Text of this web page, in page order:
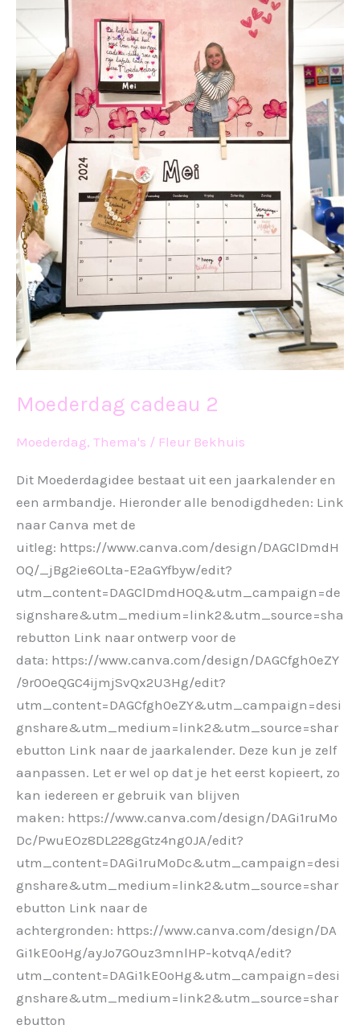
Moederdag cadeau 2
Moederdag, Thema's / Fleur Bekhuis
Dit Moederdagidee bestaat uit een jaarkalender en
een armbandje. Hieronder alle benodigdheden: Link
naar Canva met de
uitleg: https://www.canva.com/design/DAGClDmdH
OQ/_jBg2ie6OLta-E2aGYfbyw/edit?
utm_content=DAGClDmdHOQ&utm_campaign=de
signshare&utm_medium=link2&utm_source=sha
rebutton Link naar ontwerp voor de
data: https://www.canva.com/design/DAGCfgh0eZY
/9r0OeQGC4ijmjSvQx2U3Hg/edit?
utm_content=DAGCfgh0eZY&utm_campaign=desi
gnshare&utm_medium=link2&utm_source=shar
ebutton Link naar de jaarkalender. Deze kun je zelf
aanpassen. Let er wel op dat je het eerst kopieert, zo
kan iedereen er gebruik van blijven
maken: https://www.canva.com/design/DAGi1ruMo
Dc/PwuEOz8DL228gGtz4ng0JA/edit?
utm_content=DAGi1ruMoDc&utm_campaign=desi
gnshare&utm_medium=link2&utm_source=shar
ebutton Link naar de
achtergronden: https://www.canva.com/design/DA
Gi1kE0oHg/ayJo7GOuz3mnlHP-kotvqA/edit?
utm_content=DAGi1kE0oHg&utm_campaign=desi
gnshare&utm_medium=link2&utm_source=shar
ebutton